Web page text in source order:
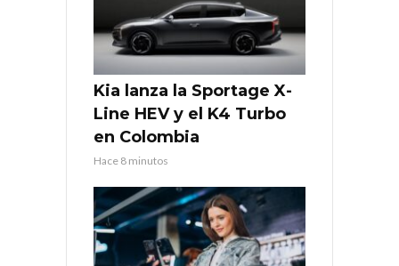
Kia lanza la Sportage X-
Line HEV y el K4 Turbo
en Colombia
Hace 8 minutos